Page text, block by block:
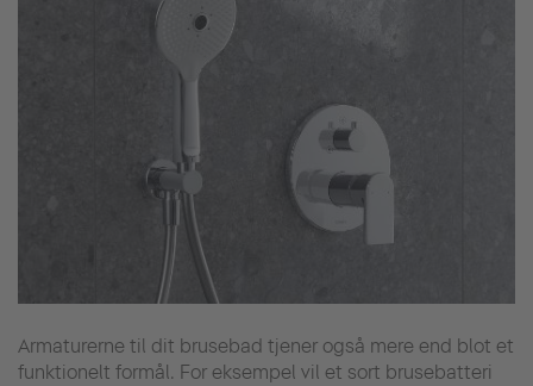
Armaturerne til dit brusebad tjener også mere end blot et
funktionelt formål. For eksempel vil et sort brusebatteri